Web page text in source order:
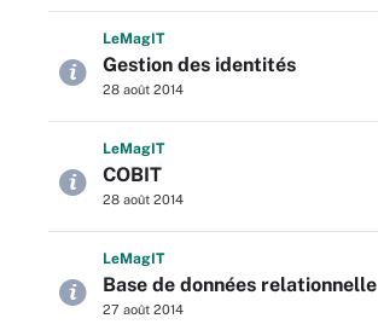
LeMagIT
Gestion des identités
28 août 2014
LeMagIT
COBIT
28 août 2014
LeMagIT
Base de données relationnelle
27 août 2014